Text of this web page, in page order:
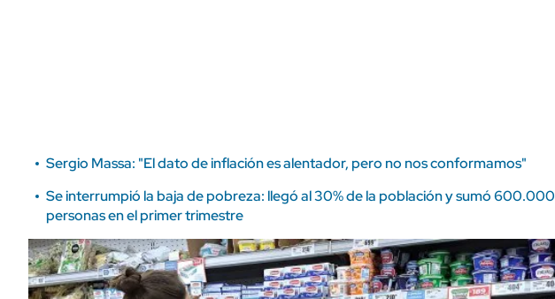
Sergio Massa: "El dato de inflación es alentador, pero no nos conformamos"
Se interrumpió la baja de pobreza: llegó al 30% de la población y sumó 600.000
personas en el primer trimestre